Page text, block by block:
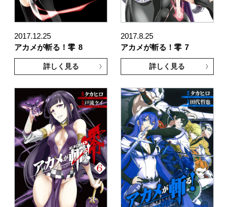
2017.12.25
アカメが斬る！零 8
詳しく見る
2017.8.25
アカメが斬る！零 7
詳しく見る